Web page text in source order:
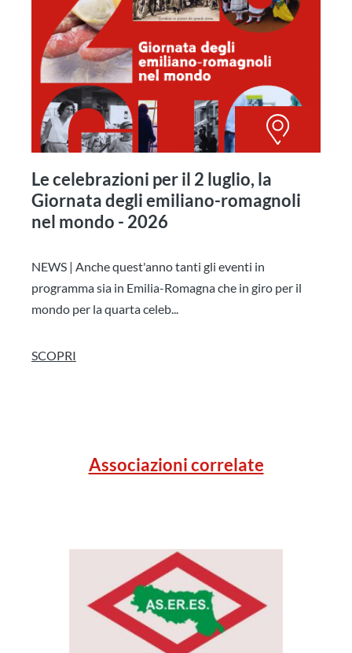
Le celebrazioni per il 2 luglio, la
Giornata degli emiliano-romagnoli
nel mondo - 2026
NEWS | Anche quest'anno tanti gli eventi in
programma sia in Emilia-Romagna che in giro per il
mondo per la quarta celeb...
SCOPRI
Associazioni correlate